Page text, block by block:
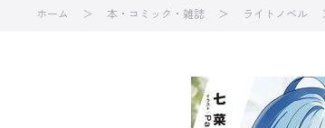
ホーム 本・コミック・雑誌 ライトノベル